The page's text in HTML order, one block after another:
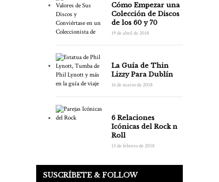
Cómo Empezar una
Colección de Discos
de los 60 y 70
19 de abril de 2018
La Guía de Thin
Lizzy Para Dublín
16 de marzo de 2018
6 Relaciones
Icónicas del Rock n
Roll
13 de febrero de 2018
SUSCRÍBETE & FOLLOW